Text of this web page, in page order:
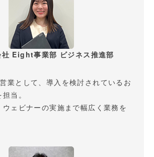
Eight事業部 ビジネス推進部
業として、導入を検討されているお
当。
ェビナーの実施まで幅広く業務を